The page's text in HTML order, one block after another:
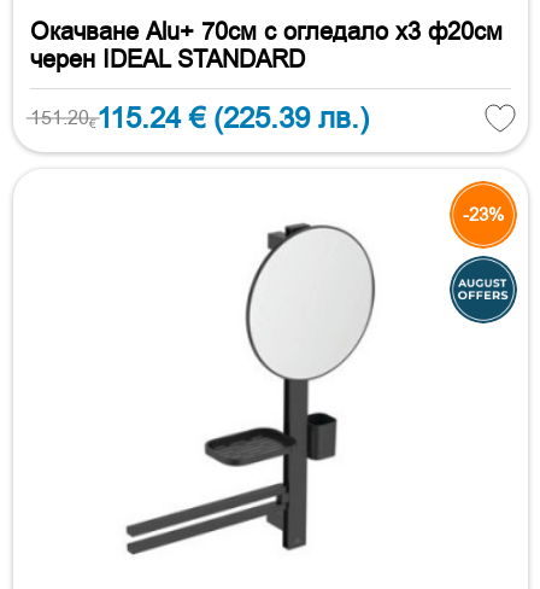
Окачване Alu+ 70см с огледало х3 ф20см
черен IDEAL STANDARD
151.20€115.24 € (225.39 лв.)
-23%